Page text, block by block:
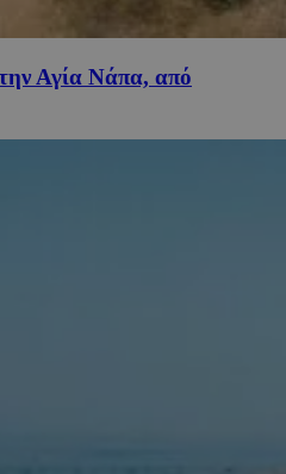
Αγία Νάπα, από